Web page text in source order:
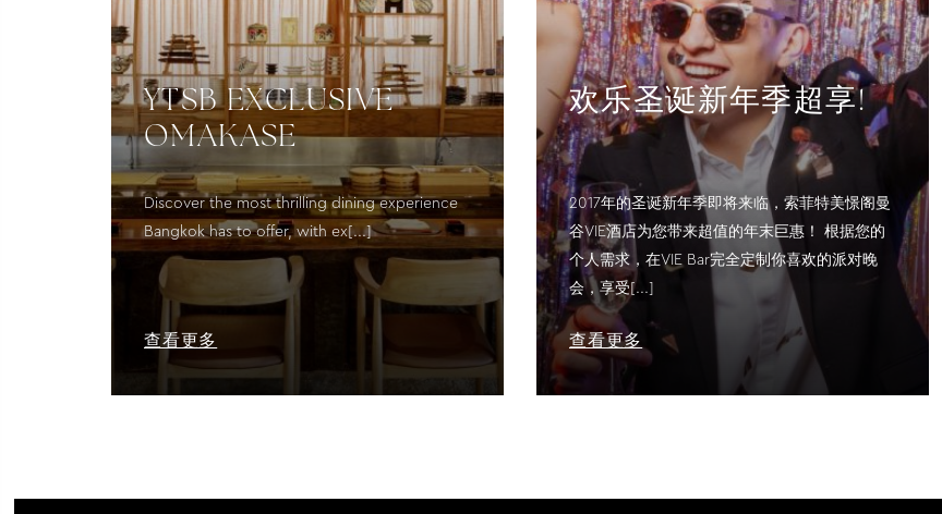
YTSB EXCLUSIVE
OMAKASE
Discover the most thrilling dining experience
Bangkok has to offer, with ex[...]
查看更多
欢乐圣诞新年季超享!
2017年的圣诞新年季即将来临，索菲特美憬阁曼
谷VIE酒店为您带来超值的年末巨惠！ 根据您的
个人需求，在VIE Bar完全定制你喜欢的派对晚
会，享受[...]
查看更多